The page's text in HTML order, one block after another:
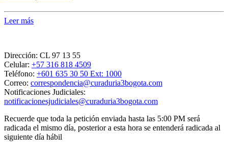
Leer más
Dirección: CL 97 13 55
Celular: +57 316 818 4509
Teléfono: +601 635 30 50 Ext: 1000
Correo: correspondencia@curaduria3bogota.com
Notificaciones Judiciales:
notificacionesjudiciales@curaduria3bogota.com
Recuerde que toda la petición enviada hasta las 5:00 PM será
radicada el mismo día, posterior a esta hora se entenderá radicada al
siguiente día hábil